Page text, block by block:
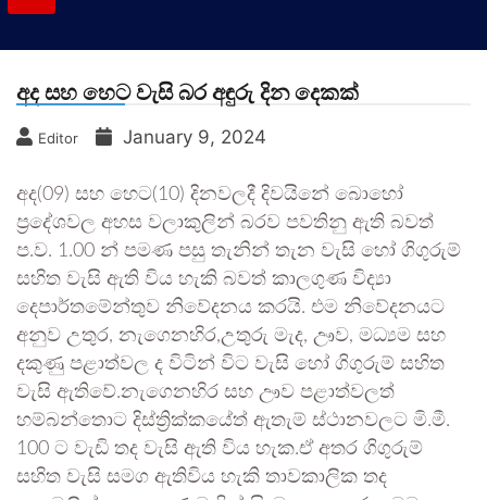
අද සහ හෙට වැසි බර අඳුරු දින දෙකක්
Editor January 9, 2024
අද(09) සහ හෙට(10) දිනවලදී දිවයිනේ බොහෝ
ප්‍රදේශවල අහස වලාකුලින් බරව පවතිනු ඇති බවත්
ප.ව. 1.00 න් පමණ පසු තැනින් තැන වැසි හෝ ගිගුරුම්
සහිත වැසි ඇති විය හැකි බවත් කාලගුණ විද්‍යා
දෙපාර්තමේන්තුව නිවේදනය කරයි. එම නිවේදනයට
අනුව උතුර, නැගෙනහිර,උතුරු මැද, ඌව, මධ්‍යම සහ
දකුණු පළාත්වල ද විටින් විට වැසි හෝ ගිගුරුම් සහිත
වැසි ඇතිවේ.නැගෙනහිර සහ ඌව පළාත්වලත්
හම්බන්තොට දිස්ත්‍රික්කයේත් ඇතැම් ස්ථානවලට මි.මී.
100 ට වැඩි තද වැසි ඇති විය හැක.ඒ අතර ගිගුරුම්
සහිත වැසි සමග ඇතිවිය හැකි තාවකාලික තද